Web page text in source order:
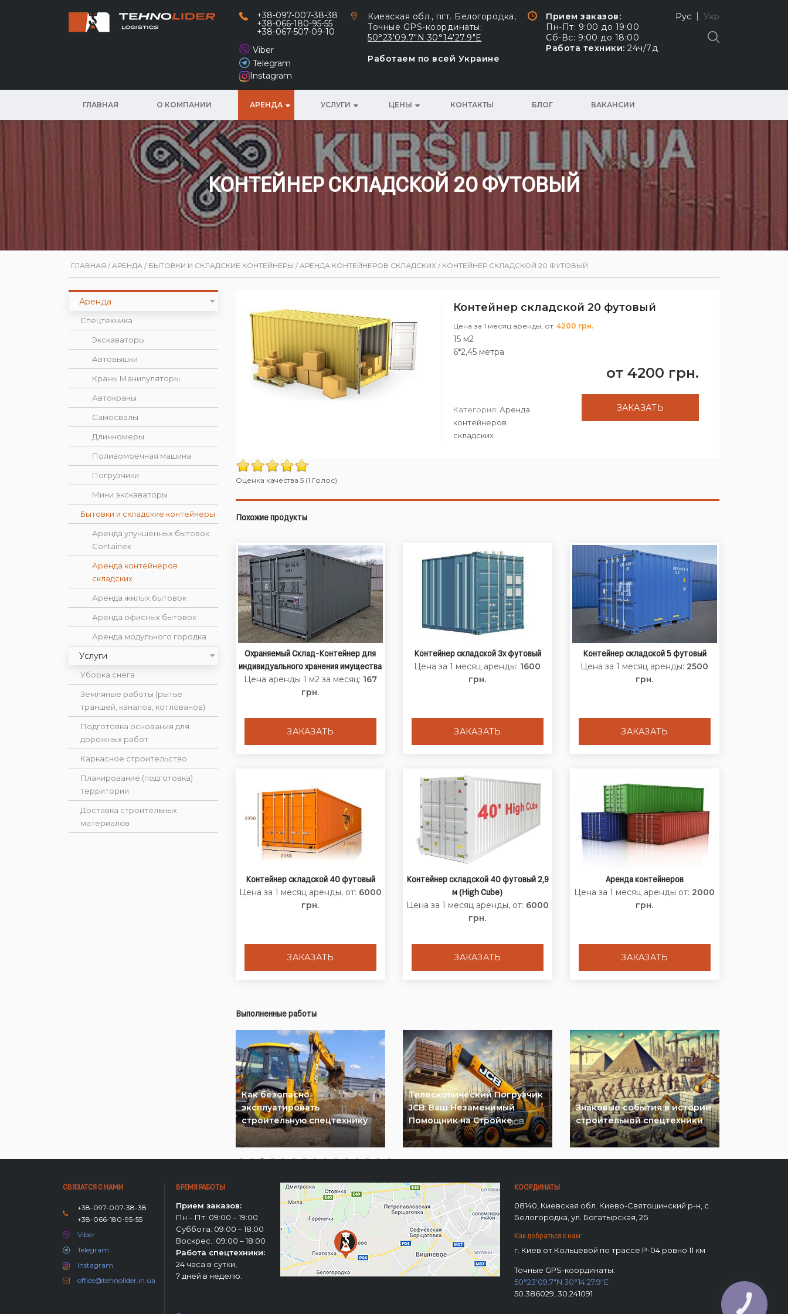
Рус Укр
Прием заказов:
Пн-Пт: 9:00 до 19:00
Сб-Вс: 9:00 до 18:00
Работа техники: 24ч/7д
Киевская обл., пгт. Белогородка,
Точные GPS-координаты:
50°23'09.7"N 30°14'27.9"E
Работаем по всей Украине
+38-097-007-38-38
+38-066-180-95-55
+38-067-507-09-10
Viber
Telegram
Instagram
ГЛАВНАЯ О КОМПАНИИ АРЕНДА УСЛУГИ ЦЕНЫ КОНТАКТЫ БЛОГ ВАКАНСИИ
КОНТЕЙНЕР СКЛАДСКОЙ 20 ФУТОВЫЙ
ГЛАВНАЯ / АРЕНДА / БЫТОВКИ И СКЛАДСКИЕ КОНТЕЙНЕРЫ / АРЕНДА КОНТЕЙНЕРОВ СКЛАДСКИХ / КОНТЕЙНЕР СКЛАДСКОЙ 20 ФУТОВЫЙ
Контейнер складской 20 футовый
Цена за 1 месяц аренды, от:4200 грн.
15 м2
6*2,45 метра
от 4200 грн.
Категория: Аренда
контейнеров
складских
ЗАКАЗАТЬ
Оценка качества 5 (1 Голос)
Похожие продукты
Охраняемый Склад-Контейнер для
индивидуального хранения имущества
Цена аренды 1 м2 за месяц: 167
грн.
ЗАКАЗАТЬ
Контейнер складской 3х футовый
Цена за 1 месяц аренды: 1600
грн.
ЗАКАЗАТЬ
Контейнер складской 5 футовый
Цена за 1 месяц аренды: 2500
грн.
ЗАКАЗАТЬ
Контейнер складской 40 футовый
Цена за 1 месяц аренды, от: 6000
грн.
ЗАКАЗАТЬ
Контейнер складской 40 футовый 2,9
м (High Cube)
Цена за 1 месяц аренды, от: 6000
грн.
ЗАКАЗАТЬ
Аренда контейнеров
Цена за 1 месяц аренды от: 2000
грн.
ЗАКАЗАТЬ
Выполненные работы
Как безопасно
эксплуатировать
строительную спецтехнику
Телескопический Погрузчик
JCB: Ваш Незаменимый
Помощник на Стройке
Знаковые события в истории
строительной спецтехники
Аренда
Спецтехника
Экскаваторы
Автовышки
Краны Манипуляторы
Автокраны
Самосвалы
Длинномеры
Поливомоечная машина
Погрузчики
Мини экскаваторы
Бытовки и складские контейнеры
Аренда улучшенных бытовок
Containex
Аренда контейнеров
складских
Аренда жилых бытовок
Аренда офисных бытовок
Аренда модульного городка
Услуги
Уборка снега
Земляные работы (рытье
траншей, каналов, котлованов)
Подготовка основания для
дорожных работ
Каркасное строительство
Планирование (подготовка)
территории
Доставка строительных
материалов
СВЯЗАТСЯ С НАМИ
+38-097-007-38-38
+38-066-180-95-55
Viber
Telegram
Instagram
office@tehnolider.in.ua
ВРЕМЯ РАБОТЫ
Прием заказов:
Пн – Пт: 09:00 – 19:00
Суббота: 09:00 – 18:00
Воскрес.: 09:00 – 18:00
Работа спецтехники:
24 часа в сутки,
7 дней в неделю.
КООРДИНАТЫ
08140, Киевская обл. Киево-Святошинский р-н, с.
Белогородка, ул. Богатырская, 2Б
Как добраться к нам:
г. Киев от Кольцевой по трассе Р-04 ровно 11 км
Точные GPS-координаты:
50°23'09.7"N 30°14'27.9"E
50.386029, 30.241091